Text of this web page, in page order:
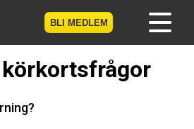
BLI MEDLEM
Hem
medlem